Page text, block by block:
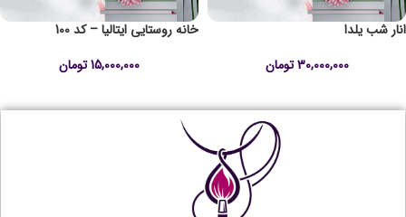
انار شب یلدا
30,000,000 تومان
خانه روستایی ایتالیا – کد 100
15,000,000تومان